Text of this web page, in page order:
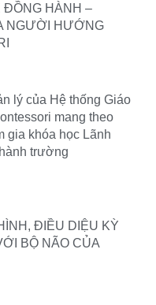
HÀNH –
NGƯỜI HƯỚNG
lý của Hệ thống Giáo
mang theo
gia khóa học Lãnh
trường
ĐIỀU DIỆU KỲ
BỘ NÃO CỦA